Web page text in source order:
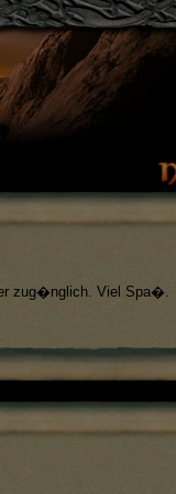
web3/html/libs/
zug�nglich. Viel Spa�.